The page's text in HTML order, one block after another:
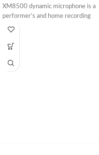
XM8500 dynamic microphone is a
performer’s and home recording
enthusiast’s dream come true!